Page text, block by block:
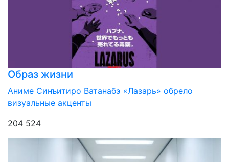
Образ жизни
Аниме Синъитиро Ватанабэ «Лазарь» обрело
визуальные акценты
204 524